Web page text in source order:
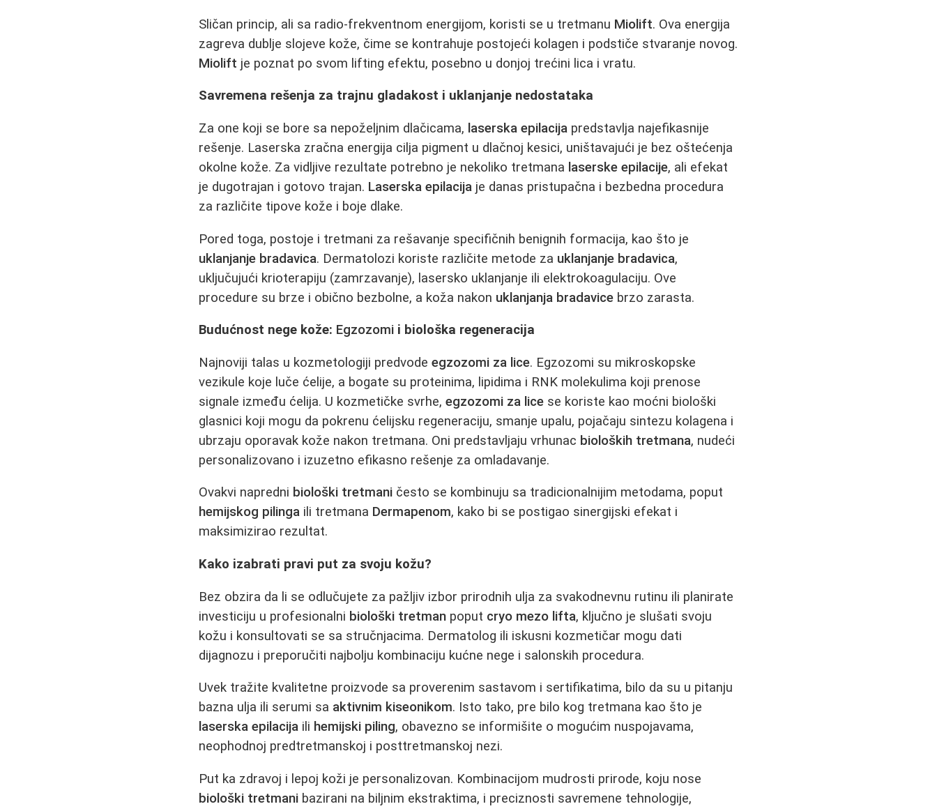
Sličan princip, ali sa radio-frekventnom energijom, koristi se u tretmanu Miolift. Ova energija
zagreva dublje slojeve kože, čime se kontrahuje postojeći kolagen i podstiče stvaranje novog.
Miolift je poznat po svom lifting efektu, posebno u donjoj trećini lica i vratu.
Savremena rešenja za trajnu gladakost i uklanjanje nedostataka
Za one koji se bore sa nepoželjnim dlačicama, laserska epilacija predstavlja najefikasnije
rešenje. Laserska zračna energija cilja pigment u dlačnoj kesici, uništavajući je bez oštećenja
okolne kože. Za vidljive rezultate potrebno je nekoliko tretmana laserske epilacije, ali efekat
je dugotrajan i gotovo trajan. Laserska epilacija je danas pristupačna i bezbedna procedura
za različite tipove kože i boje dlake.
Pored toga, postoje i tretmani za rešavanje specifičnih benignih formacija, kao što je
uklanjanje bradavica. Dermatolozi koriste različite metode za uklanjanje bradavica,
uključujući krioterapiju (zamrzavanje), lasersko uklanjanje ili elektrokoagulaciju. Ove
procedure su brze i obično bezbolne, a koža nakon uklanjanja bradavice brzo zarasta.
Budućnost nege kože: Egzozomi i biološka regeneracija
Najnoviji talas u kozmetologiji predvodeegzozomi za lice. Egzozomi su mikroskopske
vezikule koje luče ćelije, a bogate su proteinima, lipidima i RNK molekulima koji prenose
signale između ćelija. U kozmetičke svrhe,egzozomi za lice se koriste kao moćni biološki
glasnici koji mogu da pokrenu ćelijsku regeneraciju, smanje upalu, pojačaju sintezu kolagena i
ubrzaju oporavak kože nakon tretmana. Oni predstavljaju vrhunac bioloških tretmana, nudeći
personalizovano i izuzetno efikasno rešenje za omladavanje.
Ovakvi napredni biološki tretmani često se kombinuju sa tradicionalnijim metodama, poput
hemijskog pilinga ili tretmana Dermapenom, kako bi se postigao sinergijski efekat i
maksimizirao rezultat.
Kako izabrati pravi put za svoju kožu?
Bez obzira da li se odlučujete za pažljiv izbor prirodnih ulja za svakodnevnu rutinu ili planirate
investiciju u profesionalni biološki tretman poput cryo mezo lifta, ključno je slušati svoju
kožu i konsultovati se sa stručnjacima. Dermatolog ili iskusni kozmetičar mogu dati
dijagnozu i preporučiti najbolju kombinaciju kućne nege i salonskih procedura.
Uvek tražite kvalitetne proizvode sa proverenim sastavom i sertifikatima, bilo da su u pitanju
bazna ulja ili serumi sa aktivnim kiseonikom. Isto tako, pre bilo kog tretmana kao što je
laserska epilacija ili hemijski piling, obavezno se informišite o mogućim nuspojavama,
neophodnoj predtretmanskoj i posttretmanskoj nezi.
Put ka zdravoj i lepoj koži je personalizovan. Kombinacijom mudrosti prirode, koju nose
biološki tretmani bazirani na biljnim ekstraktima, i preciznosti savremene tehnologije,